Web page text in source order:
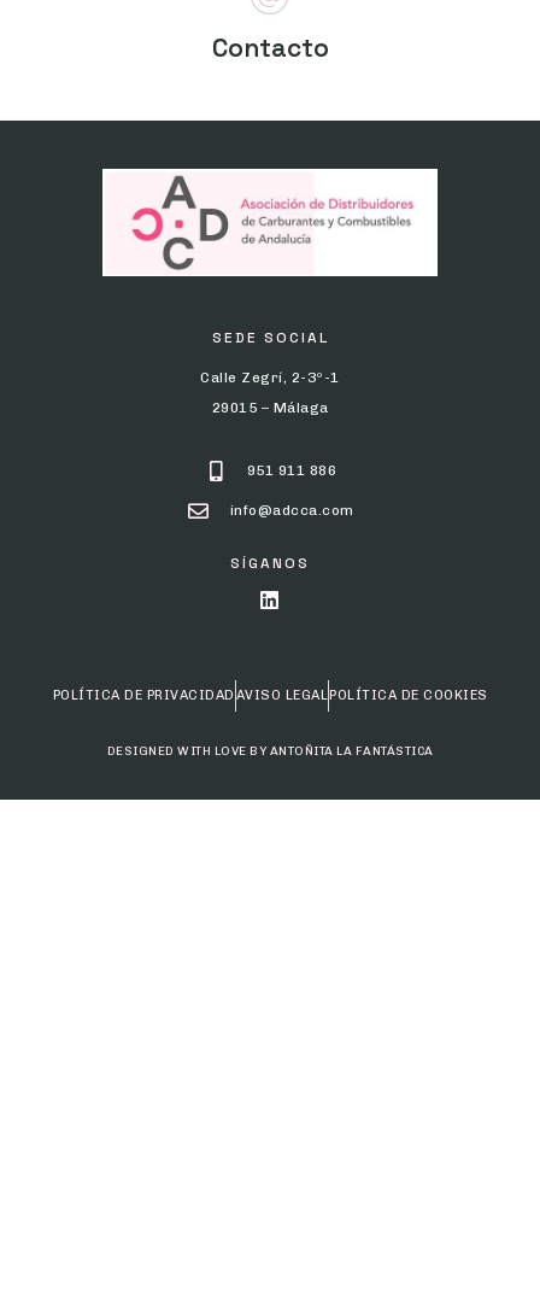
Contacto
SEDE SOCIAL
Calle Zegrí, 2-3º-1
29015 – Málaga
951 911 886
info@adcca.com
SÍGANOS
POLÍTICA DE PRIVACIDAD AVISO LEGALPOLÍTICA DE COOKIES
DESIGNED WITH LOVE BY ANTOÑITA LA FANTÁSTICA